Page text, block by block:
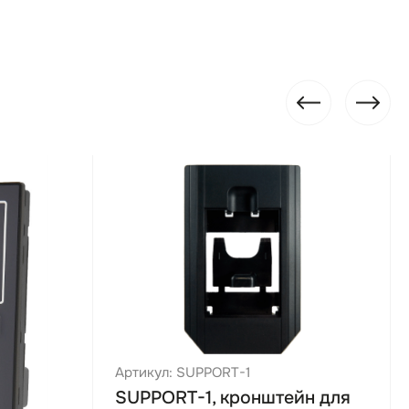
Артикул: SUPPORT-1
SUPPORT-1, кронштейн для